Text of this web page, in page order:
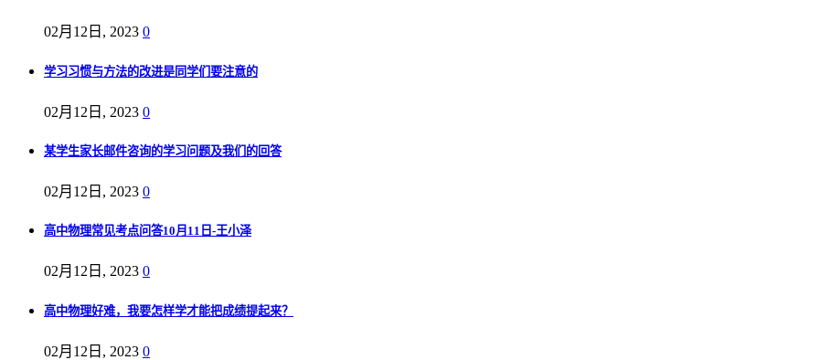
02月12日, 2023 0
学习习惯与方法的改进是同学们要注意的
02月12日, 2023 0
某学生家长邮件咨询的学习问题及我们的回答
02月12日, 2023 0
高中物理常见考点问答10月11日-王小泽
02月12日, 2023 0
高中物理好难，我要怎样学才能把成绩提起来？
02月12日, 2023 0